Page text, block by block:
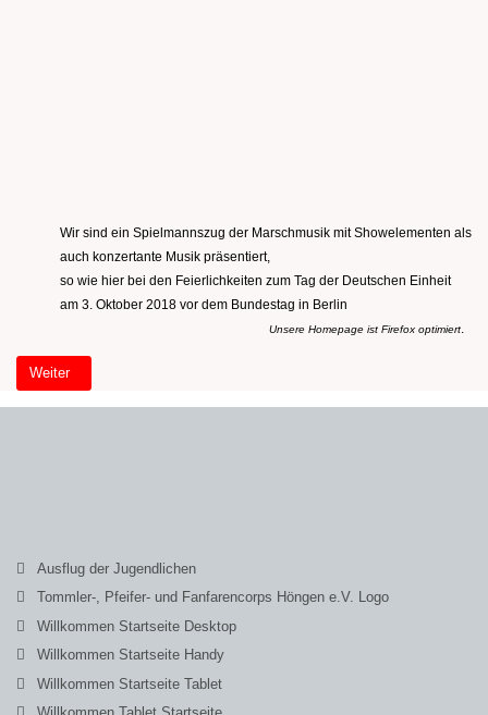
Wir sind ein Spielmannszug der Marschmusik mit Showelementen als
auch konzertante Musik präsentiert,
so wie hier bei den Feierlichkeiten zum Tag der Deutschen Einheit
am 3. Oktober 2018 vor dem Bundestag in Berlin
Unsere Homepage ist Firefox optimiert
Nächster Beitrag: Willkommen Startseite (2)
Weiter
Ausflug der Jugendlichen
Tommler-, Pfeifer- und Fanfarencorps Höngen e.V. Logo
Willkommen Startseite Desktop
Willkommen Startseite Handy
Willkommen Startseite Tablet